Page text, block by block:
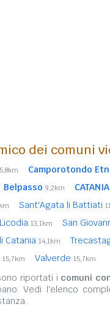
dei comuni
5,8km Camporotondo
Belpasso 9,2km CATANIA
Sant'Agata li Battiati
13,1km San
Catania 14,1km
15,7km Valverde 15,7km
riportati i comuni
Vedi l'elenco